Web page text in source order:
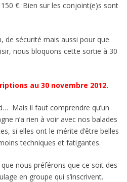
€. Bien sur les conjoint(e)s sont
de sécurité mais aussi pour que
nous bloquons cette sortie à 30
au 30 novembre 2012.
Mais il faut comprendre qu’un
n’a rien à voir avec nos balades
si elles ont le mérite d’être belles
techniques et fatigantes.
nous préférons que ce soit des
en groupe qui s’inscrivent.